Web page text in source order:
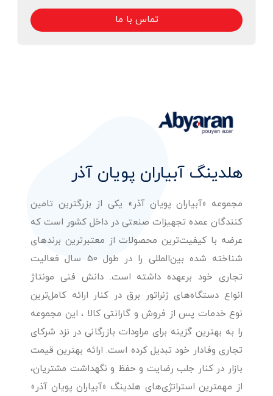
تماس با ما
هلدینگ آبیاران پویان آذر
مجموعه «آبیاران پویان آذر» یکی از بزرگترین تامین
کنندگان عمده تجهیزات صنعتی در داخل کشور است که
عرضه با کیفیت‌ترین محصولات از معتبرترین برندهای
شناخته شده بین‌المللی را در طول 50 سال فعالیت
تجاری خود برعهده داشته است. دانش فنی مونتاژ
انواع دستگاه‌های ژنراتور برق در کنار ارائه کامل‌ترین
نوع خدمات پس از فروش و گارانتی کالا ، این مجموعه
را به بهترین گزینه برای مراودات بازرگانی در نزد شرکای
تجاری وفادار خود تبدیل کرده است. ارائه بهترین قیمت
بازار در کنار جلب رضایت و حفظ و نگهداشت مشتریان،
از مهمترین استراتژی‌های هلدینگ «آبیاران پویان آذر»